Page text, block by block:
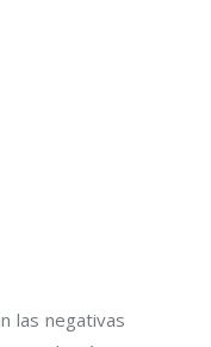
las negativas